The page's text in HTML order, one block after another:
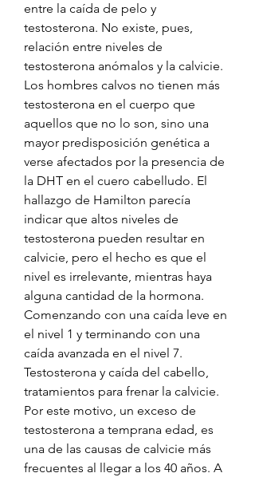
entre la caída de pelo y
testosterona. No existe, pues,
relación entre niveles de
testosterona anómalos y la calvicie.
Los hombres calvos no tienen más
testosterona en el cuerpo que
aquellos que no lo son, sino una
mayor predisposición genética a
verse afectados por la presencia de
la DHT en el cuero cabelludo. El
hallazgo de Hamilton parecía
indicar que altos niveles de
testosterona pueden resultar en
calvicie, pero el hecho es que el
nivel es irrelevante, mientras haya
alguna cantidad de la hormona.
Comenzando con una caída leve en
el nivel 1 y terminando con una
caída avanzada en el nivel 7.
Testosterona y caída del cabello,
tratamientos para frenar la calvicie.
Por este motivo, un exceso de
testosterona a temprana edad, es
una de las causas de calvicie más
frecuentes al llegar a los 40 años. A